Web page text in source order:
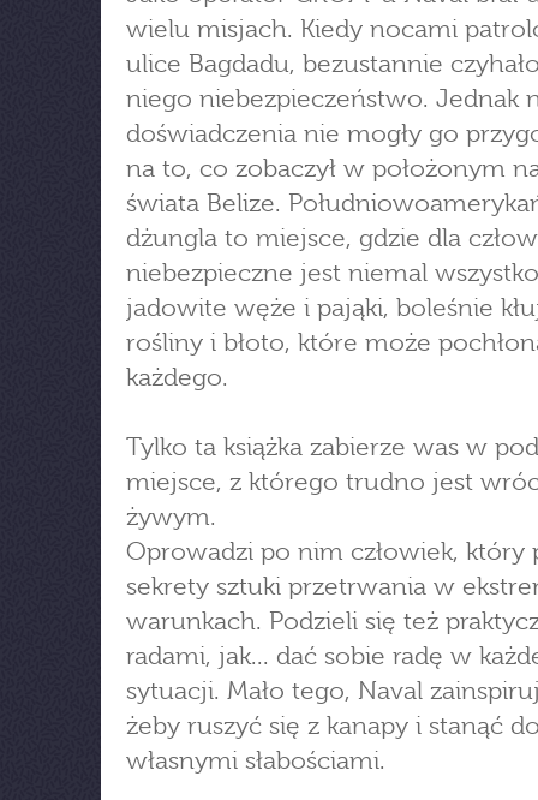
wielu misjach. Kiedy nocami
ulice Bagdadu, bezustannie
niego niebezpieczeństwo. Jednak
doświadczenia nie mogły go
na to, co zobaczył w położonym
świata Belize.
dżungla to miejsce, gdzie dla
niebezpieczne jest niemal
jadowite węże i pająki, boleśnie
rośliny i błoto, które może
każdego.
Tylko ta książka zabierze was w
miejsce, z którego trudno jest
żywym.
Oprowadzi po nim człowiek, który
sekrety sztuki przetrwania w
warunkach. Podzieli się też
radami, jak... dać sobie radę w
sytuacji. Mało tego, Naval
żeby ruszyć się z kanapy i stanąć
własnymi słabościami.